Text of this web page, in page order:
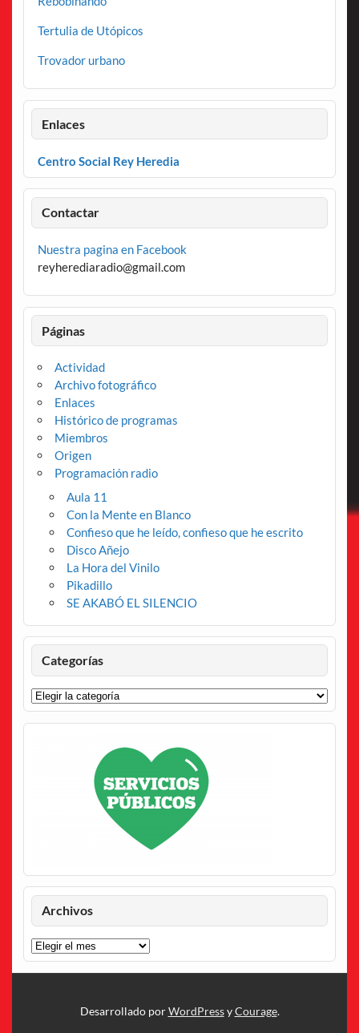
Tertulia de Utópicos
Trovador urbano
Enlaces
Centro Social Rey Heredia
Contactar
Nuestra pagina en Facebook
reyherediaradio@gmail.com
Páginas
Actividad
Archivo fotográfico
Enlaces
Histórico de programas
Miembros
Origen
Programación radio
Aula 11
Con la Mente en Blanco
Confieso que he leído, confieso que he escrito
Disco Añejo
La Hora del Vinilo
Pikadillo
SE AKABÓ EL SILENCIO
Categorías
Categorías
Archivos
Archivos
Desarrollado porWordPressyCourage.